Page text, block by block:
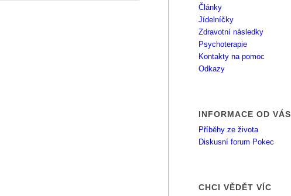
Články
Jídelníčky
Zdravotní následky
Psychoterapie
Kontakty na pomoc
Odkazy
INFORMACE OD VÁS
Příběhy ze života
Diskusní forum Pokec
CHCI VĚDĚT VÍC